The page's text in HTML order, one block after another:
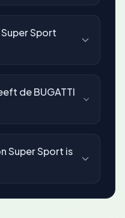
Super Sport
de BUGATTI
Super Sport is